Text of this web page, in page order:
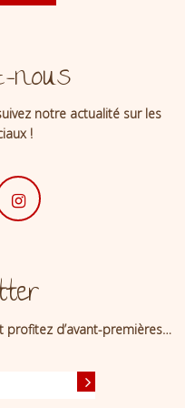
nous
notre actualité sur les
!
profitez d’avant-premières…